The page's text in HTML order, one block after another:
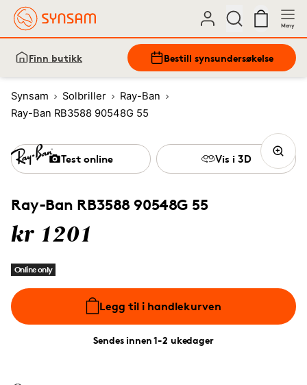
Meny
Finn butikk Bestill synsundersøkelse
Synsam Solbriller
Ray-Ban
Ray-Ban RB3588 90548G 55
Ray-Ban RB3588 90548G 55
kr 1201
Online only
Legg til i handlekurven
Sendes innen 1-2 ukedager
Test online Vis i 3D